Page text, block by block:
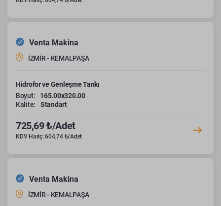
Venta Makina
İZMİR - KEMALPAŞA
Hidrofor ve Genleşme Tankı
Boyut:
165.00x320.00
Kalite:
Standart
725,69 ₺/Adet
KDV Hariç: 604,74 ₺/Adet
Venta Makina
İZMİR - KEMALPAŞA